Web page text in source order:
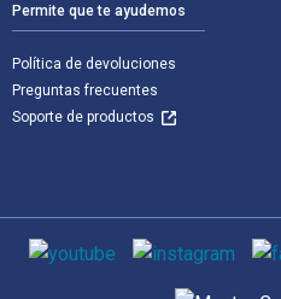
Permite que te ayudemos
Política de devoluciones
Preguntas frecuentes
Soporte de productos
Medios de comunicación social